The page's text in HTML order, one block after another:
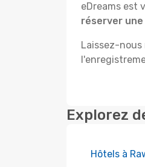
eDreams est
réserver
Laissez-nous
Explorez
Hôtels à